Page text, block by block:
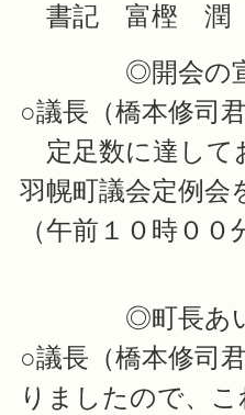
書記 富樫 潤
◎開会の
○議長（橋本修司
定足数に達して
羽幌町議会定例会
（午前１０時００
◎町長あい
○議長（橋本修司
りましたので、